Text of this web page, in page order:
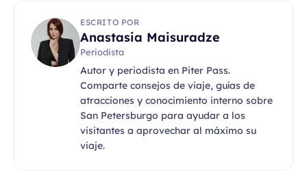
ESCRITO POR
Anastasia Maisuradze
Periodista
Autor y periodista en Piter Pass.
Comparte consejos de viaje, guías de
atracciones y conocimiento interno sobre
San Petersburgo para ayudar a los
visitantes a aprovechar al máximo su
viaje.